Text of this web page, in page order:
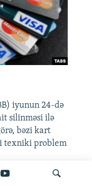
iyunun 24-də
silinməsi ilə
bəzi kart
texniki problem